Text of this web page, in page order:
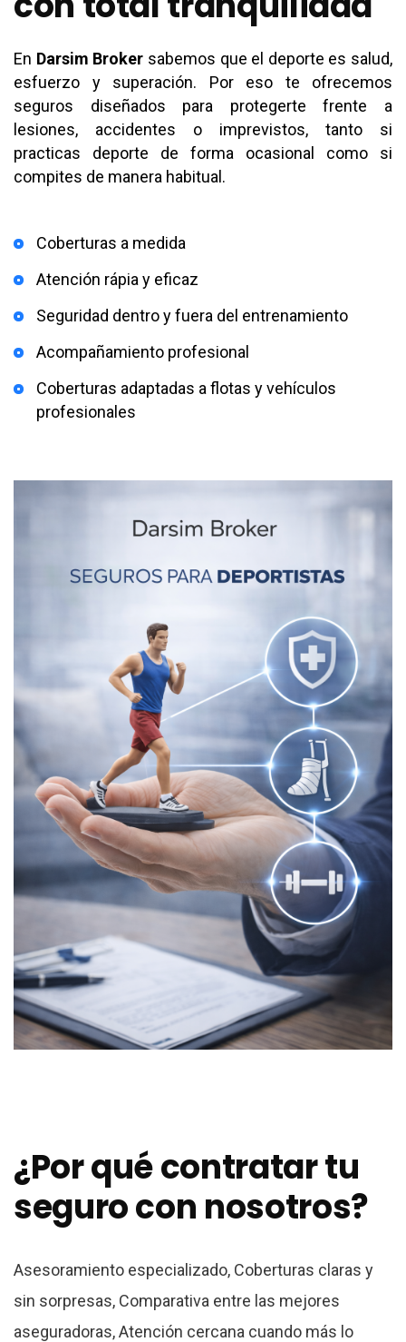
En Darsim Broker sabemos que el deporte es salud,
esfuerzo y superación. Por eso te ofrecemos
seguros diseñados para protegerte frente a
lesiones, accidentes o imprevistos, tanto si
practicas deporte de forma ocasional como si
compites de manera habitual.
Coberturas a medida
Atención rápia y eficaz
Seguridad dentro y fuera del entrenamiento
Acompañamiento profesional
Coberturas adaptadas a flotas y vehículos
profesionales
¿Por qué contratar tu
seguro con nosotros?
Asesoramiento especializado, Coberturas claras y
sin sorpresas, Comparativa entre las mejores
aseguradoras, Atención cercana cuando más lo